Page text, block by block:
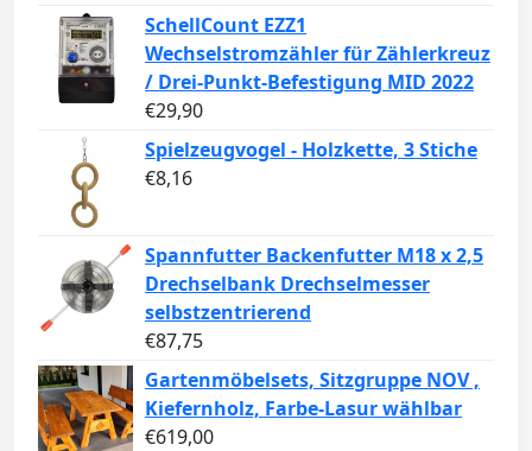
SchellCount EZZ1
Wechselstromzähler für Zählerkreuz
/ Drei-Punkt-Befestigung MID 2022
€29,90
Spielzeugvogel - Holzkette, 3 Stiche
€8,16
Spannfutter Backenfutter M18 x 2,5
Drechselbank Drechselmesser
selbstzentrierend
€87,75
Gartenmöbelsets, Sitzgruppe NOV ,
Kiefernholz, Farbe-Lasur wählbar
€619,00